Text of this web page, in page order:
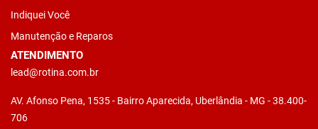
Indiquei Você
Manutenção e Reparos
ATENDIMENTO
lead@rotina.com.br
AV. Afonso Pena, 1535 - Bairro Aparecida, Uberlândia - MG - 38.400-
706